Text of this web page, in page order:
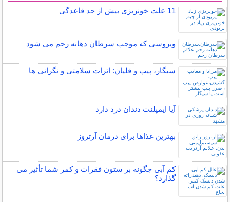
11 علت خونریزی بیش از حد قاعدگی
ویروسی که موجب سرطان دهانه رحم می شود
سیگار، پیپ و قلیان: اثرات سلامتی و نگرانی ها
آیا ایمپلنت دندان درد دارد
بهترین غذاها برای درمان آرتروز
کم آبی چگونه بر ستون فقرات و کمر شما تأثیر می
گذارد؟